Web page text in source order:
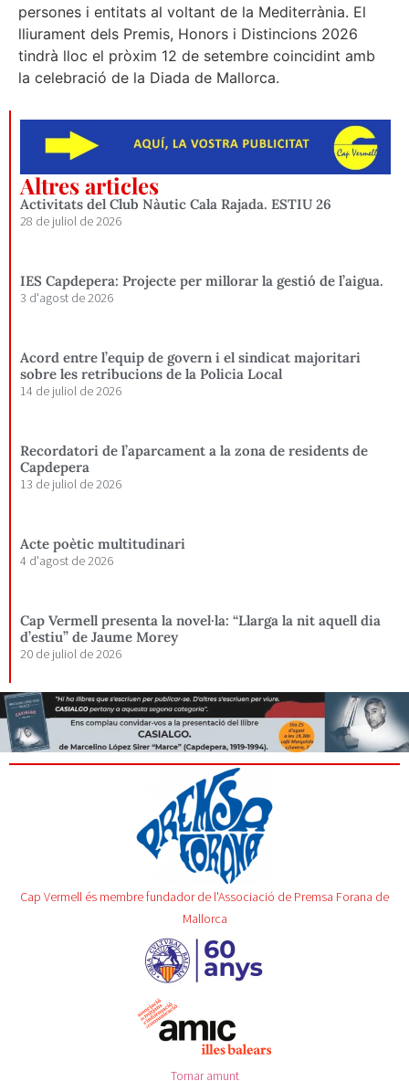
persones i entitats al voltant de la Mediterrània. El
lliurament dels Premis, Honors i Distincions 2026
tindrà lloc el pròxim 12 de setembre coincidint amb
la celebració de la Diada de Mallorca.
Altres articles
Activitats del Club Nàutic Cala Rajada. ESTIU 26
28 de juliol de 2026
IES Capdepera: Projecte per millorar la gestió de l’aigua.
3 d'agost de 2026
Acord entre l’equip de govern i el sindicat majoritari
sobre les retribucions de la Policia Local
14 de juliol de 2026
Recordatori de l’aparcament a la zona de residents de
Capdepera
13 de juliol de 2026
Acte poètic multitudinari
4 d'agost de 2026
Cap Vermell presenta la novel·la: “Llarga la nit aquell dia
d’estiu” de Jaume Morey
20 de juliol de 2026
Cap Vermell és membre fundador de l'Associació de Premsa Forana de
Mallorca
Tornar amunt